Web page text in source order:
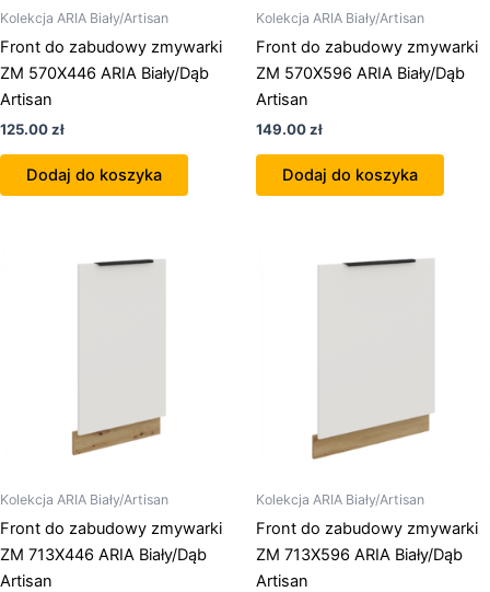
Kolekcja ARIA Biały/Artisan
Front do zabudowy zmywarki
ZM 570X446 ARIA Biały/Dąb
Artisan
125.00zł
Dodaj do koszyka
Kolekcja ARIA Biały/Artisan
Front do zabudowy zmywarki
ZM 570X596 ARIA Biały/Dąb
Artisan
149.00zł
Dodaj do koszyka
Kolekcja ARIA Biały/Artisan
Front do zabudowy zmywarki
ZM 713X446 ARIA Biały/Dąb
Artisan
Kolekcja ARIA Biały/Artisan
Front do zabudowy zmywarki
ZM 713X596 ARIA Biały/Dąb
Artisan